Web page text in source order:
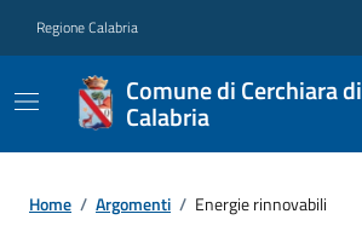
Regione Calabria
Comune di Cerchiara di
Calabria
Home / Argomenti / Energie rinnovabili